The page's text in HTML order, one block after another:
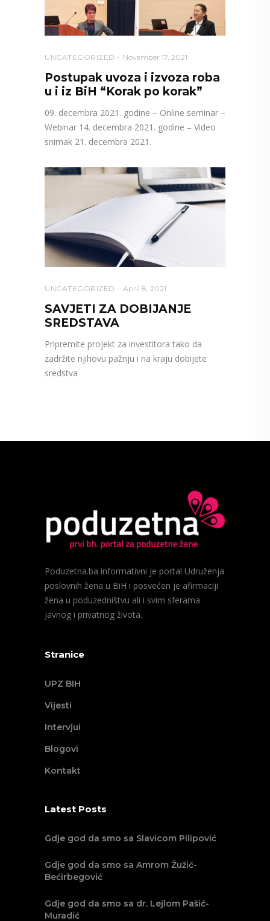
UNCATEGORIZED November 17, 2021
Postupak uvoza i izvoza roba
u i iz BiH “Korak po korak”
09. decembra 2021. godine – Online seminar –
Webinar 14. decembra 2021. godine – Video
snimak 21. decembra 2021.
UNCATEGORIZED April 8, 2021
SAVJETI ZA DOBIJANJE
SREDSTAVA
Pripremite projekt za investitora tako da
zadržite njihovu pažnju i na kraju dobijete
sredstva
Poduzetna.ba informativni je portal Udruženja
poslovnih žena u BiH i posvećen je afirmaciji
žena u poduzedništvu ali i svim sferama
javnog i privatnog života.
Stranice
UPZ BIH
Vijesti
Intervjui
Blogovi
Kontakt
Latest Posts
Gdje god da smo sa Slavicom Pilipović
Gdje god da smo sa Amrom Žužić-
Bećirbegović
Gdje god da smo sa dr. Lejlom Pašić-
Muradić